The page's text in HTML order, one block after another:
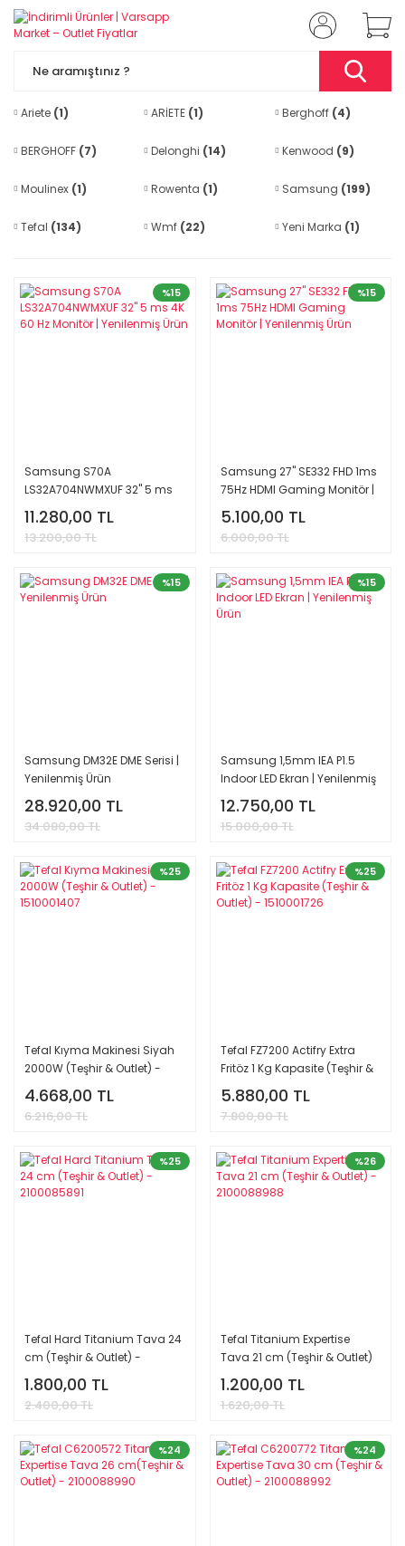
Ariete (1) ARİETE (1) Berghoff (4)
BERGHOFF (7) Delonghi (14) Kenwood (9)
Moulinex (1) Rowenta (1) Samsung (199)
Tefal (134) Wmf (22) Yeni Marka (1)
%15
Samsung S70A
LS32A704NWMXUF 32'' 5 ms
4K 60 Hz Monitör | Yenilenmiş
Ürün
11.280,00 TL
13.200,00 TL
%15
Samsung 27'' SE332 FHD 1ms
75Hz HDMI Gaming Monitör |
Yenilenmiş Ürün
5.100,00 TL
6.000,00 TL
%15
Samsung DM32E DME Serisi |
Yenilenmiş Ürün
28.920,00 TL
34.080,00 TL
%15
Samsung 1,5mm IEA P1.5
Indoor LED Ekran | Yenilenmiş
Ürün
12.750,00 TL
15.000,00 TL
%25
Tefal Kıyma Makinesi Siyah
2000W (Teşhir & Outlet) -
1510001407
4.668,00 TL
6.216,00 TL
%25
Tefal FZ7200 Actifry Extra
Fritöz 1 Kg Kapasite (Teşhir &
Outlet) - 1510001726
5.880,00 TL
7.800,00 TL
%25
Tefal Hard Titanium Tava 24
cm (Teşhir & Outlet) -
2100085891
1.800,00 TL
2.400,00 TL
%26
Tefal Titanium Expertise
Tava 21 cm (Teşhir & Outlet)
- 2100088988
1.200,00 TL
1.620,00 TL
%24 %24